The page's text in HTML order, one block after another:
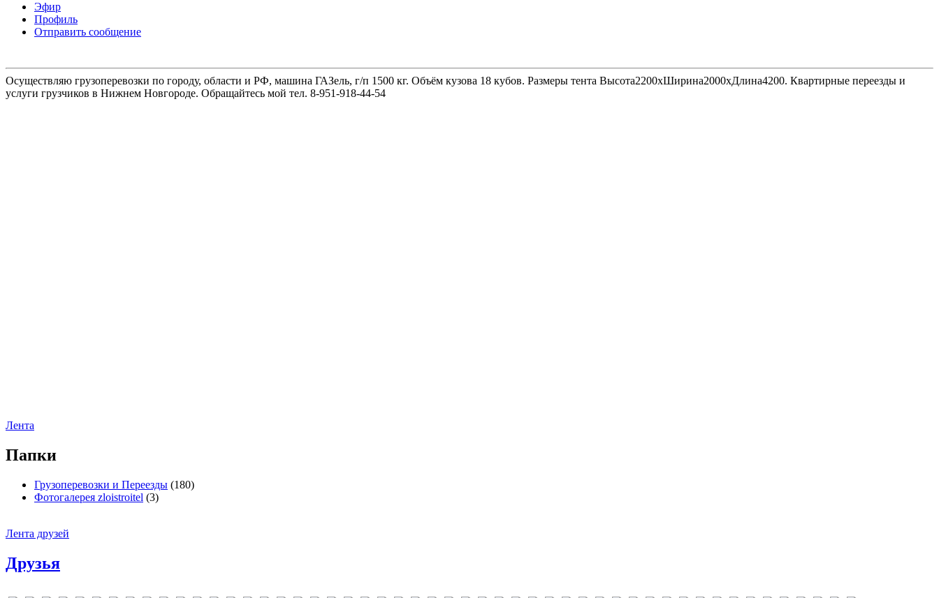
Эфир
Профиль
Отправить сообщение
Осуществляю грузоперевозки по городу, области и РФ, машина ГАЗель, г/п 1500 кг. Объём кузова 18 кубов. Размеры тента Высота2200хШирина2000хДлина4200. Квартирные переезды и
услуги грузчиков в Нижнем Новгороде. Обращайтесь мой тел. 8-951-918-44-54
Лента
Папки
Грузоперевозки и Переезды (180)
Фотогалерея zloistroitel (3)
Лента друзей
Друзья